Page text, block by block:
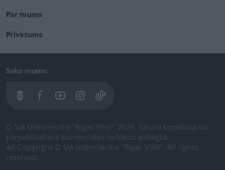
Par mums
Privātums
Seko mums:
© SIA Izdevniecība "Rīgas Viļņi", 2026. Satura kopēšana un
pārpublicēšana komerciālos nolūkos aizliegta.
All Copyright © SIA Izdevniecība "Rīgas Viļņi". All rights
reserved.